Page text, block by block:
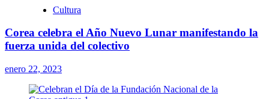
Cultura
Corea celebra el Año Nuevo Lunar manifestando la
fuerza unida del colectivo
enero 22, 2023